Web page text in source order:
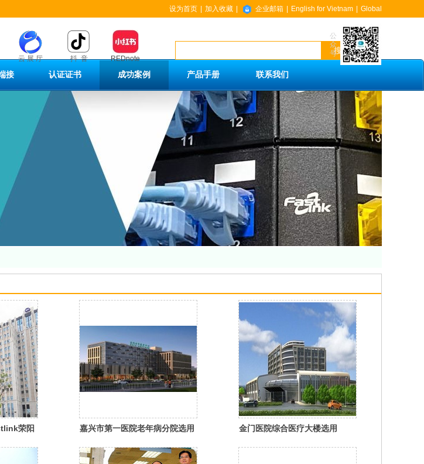
公
众
号
云 展 厅 抖 音 REDnote
搜索
设为首页 加入收藏 企业邮箱 English for Vietnam Global
接 认证证书 成功案例 产品手册 联系我们
荣阳
嘉兴市第一医院老年病分院选用
金门医院综合医疗大楼选用